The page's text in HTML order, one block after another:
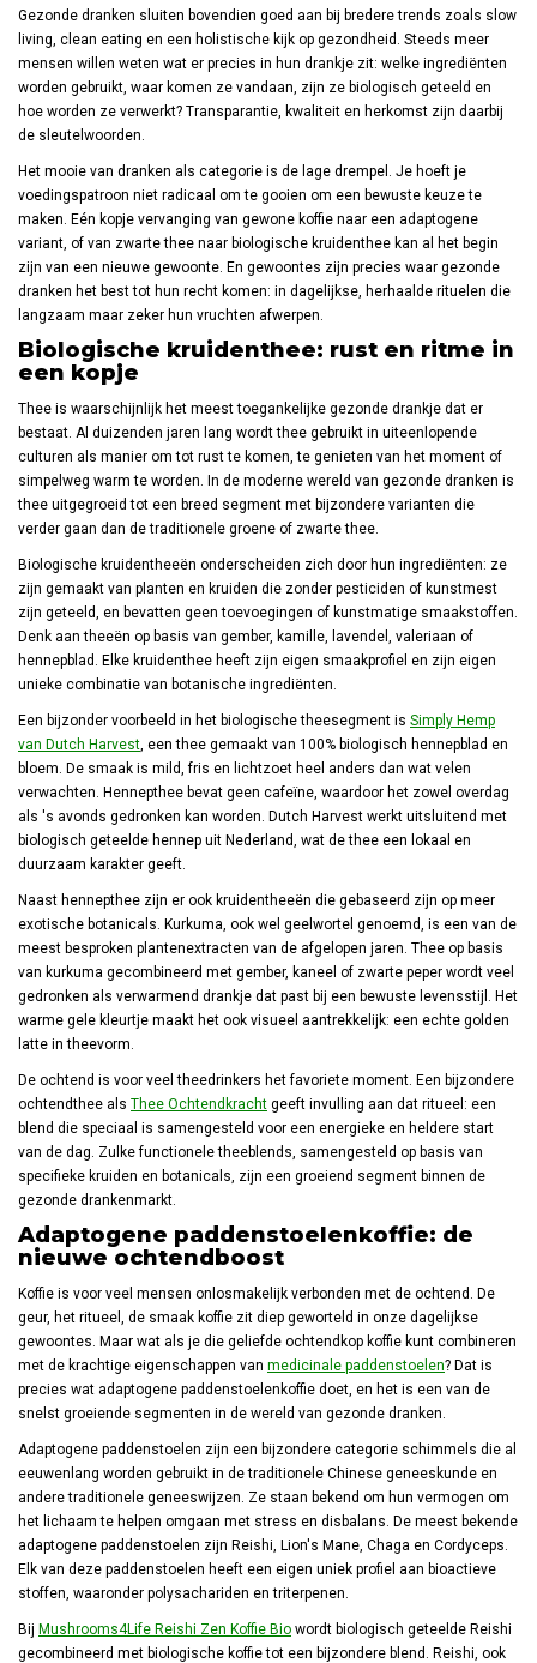
Gezonde dranken sluiten bovendien goed aan bij bredere trends zoals slow
living, clean eating en een holistische kijk op gezondheid. Steeds meer
mensen willen weten wat er precies in hun drankje zit: welke ingrediënten
worden gebruikt, waar komen ze vandaan, zijn ze biologisch geteeld en
hoe worden ze verwerkt? Transparantie, kwaliteit en herkomst zijn daarbij
de sleutelwoorden.
Het mooie van dranken als categorie is de lage drempel. Je hoeft je
voedingspatroon niet radicaal om te gooien om een bewuste keuze te
maken. Eén kopje vervanging van gewone koffie naar een adaptogene
variant, of van zwarte thee naar biologische kruidenthee kan al het begin
zijn van een nieuwe gewoonte. En gewoontes zijn precies waar gezonde
dranken het best tot hun recht komen: in dagelijkse, herhaalde rituelen die
langzaam maar zeker hun vruchten afwerpen.
Biologische kruidenthee: rust en ritme in
een kopje
Thee is waarschijnlijk het meest toegankelijke gezonde drankje dat er
bestaat. Al duizenden jaren lang wordt thee gebruikt in uiteenlopende
culturen als manier om tot rust te komen, te genieten van het moment of
simpelweg warm te worden. In de moderne wereld van gezonde dranken is
thee uitgegroeid tot een breed segment met bijzondere varianten die
verder gaan dan de traditionele groene of zwarte thee.
Biologische kruidentheeën onderscheiden zich door hun ingrediënten: ze
zijn gemaakt van planten en kruiden die zonder pesticiden of kunstmest
zijn geteeld, en bevatten geen toevoegingen of kunstmatige smaakstoffen.
Denk aan theeën op basis van gember, kamille, lavendel, valeriaan of
hennepblad. Elke kruidenthee heeft zijn eigen smaakprofiel en zijn eigen
unieke combinatie van botanische ingrediënten.
Een bijzonder voorbeeld in het biologische theesegment is Simply Hemp
van Dutch Harvest, een thee gemaakt van 100% biologisch hennepblad en
bloem. De smaak is mild, fris en lichtzoet heel anders dan wat velen
verwachten. Hennepthee bevat geen cafeïne, waardoor het zowel overdag
als 's avonds gedronken kan worden. Dutch Harvest werkt uitsluitend met
biologisch geteelde hennep uit Nederland, wat de thee een lokaal en
duurzaam karakter geeft.
Naast hennepthee zijn er ook kruidentheeën die gebaseerd zijn op meer
exotische botanicals. Kurkuma, ook wel geelwortel genoemd, is een van de
meest besproken plantenextracten van de afgelopen jaren. Thee op basis
van kurkuma gecombineerd met gember, kaneel of zwarte peper wordt veel
gedronken als verwarmend drankje dat past bij een bewuste levensstijl. Het
warme gele kleurtje maakt het ook visueel aantrekkelijk: een echte golden
latte in theevorm.
De ochtend is voor veel theedrinkers het favoriete moment. Een bijzondere
ochtendthee als Thee Ochtendkracht geeft invulling aan dat ritueel: een
blend die speciaal is samengesteld voor een energieke en heldere start
van de dag. Zulke functionele theeblends, samengesteld op basis van
specifieke kruiden en botanicals, zijn een groeiend segment binnen de
gezonde drankenmarkt.
Adaptogene paddenstoelenkoffie: de
nieuwe ochtendboost
Koffie is voor veel mensen onlosmakelijk verbonden met de ochtend. De
geur, het ritueel, de smaak koffie zit diep geworteld in onze dagelijkse
gewoontes. Maar wat als je die geliefde ochtendkop koffie kunt combineren
met de krachtige eigenschappen van medicinale paddenstoelen? Dat is
precies wat adaptogene paddenstoelenkoffie doet, en het is een van de
snelst groeiende segmenten in de wereld van gezonde dranken.
Adaptogene paddenstoelen zijn een bijzondere categorie schimmels die al
eeuwenlang worden gebruikt in de traditionele Chinese geneeskunde en
andere traditionele geneeswijzen. Ze staan bekend om hun vermogen om
het lichaam te helpen omgaan met stress en disbalans. De meest bekende
adaptogene paddenstoelen zijn Reishi, Lion's Mane, Chaga en Cordyceps.
Elk van deze paddenstoelen heeft een eigen uniek profiel aan bioactieve
stoffen, waaronder polysachariden en triterpenen.
Bij Mushrooms4Life Reishi Zen Koffie Bio wordt biologisch geteelde Reishi
gecombineerd met biologische koffie tot een bijzondere blend. Reishi, ook